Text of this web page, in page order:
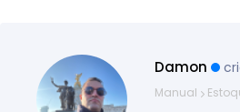
Damon
Manual